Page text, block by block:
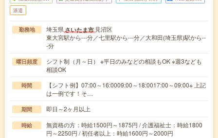
派遣
勤務地 埼玉県さいたま市 見沼区
東大宮駅から---分／七里駅から---分／大和田(埼玉県)駅から--
-分
曜日頻度
シフト制（月～日） ※平日のみなどの相談もOK ※週3なども
相談OK
時間
【シフト例】07:00～16:0009:00～18:0017:00～09:00※ 上記
は一例です！そ…
期間 即日～2ヶ月以上
時給
無資格の方：時給1500円～1875円 / 介護福祉士：時給1800
円～2250円 / 初任者以上：時給1600円～2000円